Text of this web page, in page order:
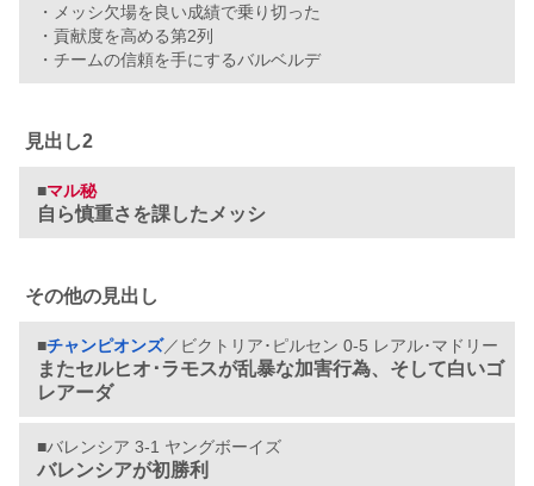
・メッシ欠場を良い成績で乗り切った
・貢献度を高める第2列
・チームの信頼を手にするバルベルデ
見出し2
■マル秘
自ら慎重さを課したメッシ
その他の見出し
■チャンピオンズ／ビクトリア･ピルセン 0-5 レアル･マドリー
またセルヒオ･ラモスが乱暴な加害行為、そして白いゴ
レアーダ
■バレンシア 3-1 ヤングボーイズ
バレンシアが初勝利